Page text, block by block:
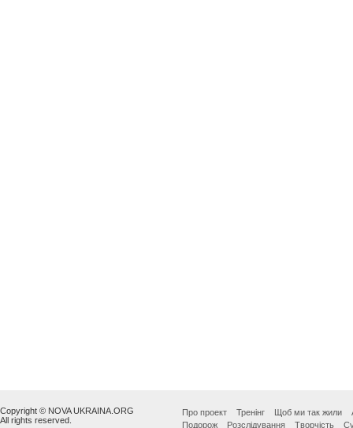
Copyright © NOVA UKRAINA.ORG
All rights reserved.
Про проект Тренінг Щоб ми так жили
Подорож
Розслідування Творчість